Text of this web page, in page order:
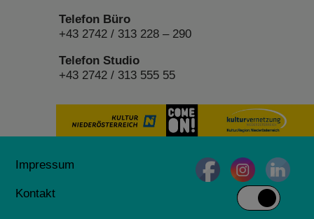
Telefon Büro
+43 2742 / 313 228 – 290
Telefon Studio
+43 2742 / 313 555 55
Impressum
Kontakt